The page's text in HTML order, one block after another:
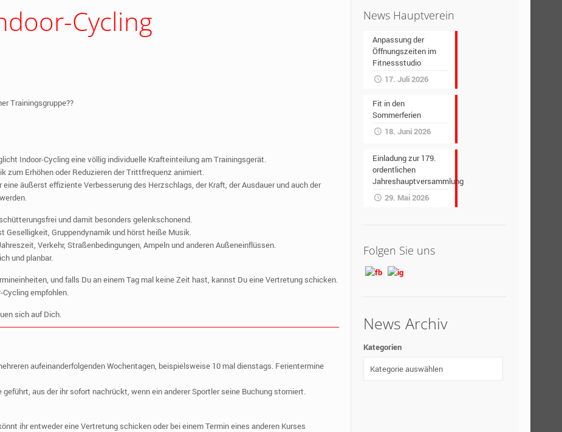
Cycling
Trainingsgruppe??
Indoor-Cycling eine völlig individuelle Krafteinteilung am Trainingsgerät.
zum Erhöhen oder Reduzieren der Trittfrequenz animiert.
äußerst effiziente Verbesserung des Herzschlags, der Kraft, der Ausdauer und auch der
und damit besonders gelenkschonend.
Geselligkeit, Gruppendynamik und hörst heiße Musik.
Verkehr, Straßenbedingungen, Ampeln und anderen Außeneinflüssen.
und planbar.
und falls Du an einem Tag mal keine Zeit hast, kannst Du eine Vertretung schicken.
empfohlen.
sich auf Dich.
aufeinanderfolgenden Wochentagen, beispielsweise 10 mal dienstags. Ferientermine
aus der ihr sofort nachrückt, wenn ein anderer Sportler seine Buchung storniert.
ihr entweder eine Vertretung schicken oder bei einem Termin eines anderen Kurses
News Hauptverein
Anpassung der
Öffnungszeiten im
Fitnessstudio
17. Juli 2026
Fit in den
Sommerferien
18. Juni 2026
Einladung zur 179.
ordentlichen
Jahreshauptversammlung
29. Mai 2026
Folgen Sie uns
News Archiv
Kategorien